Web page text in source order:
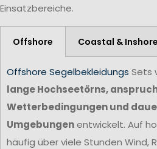
Einsatzbereiche.
Offshore Coastal & Inshore
Offshore Segelbekleidungs Sets
lange Hochseetörns,
Wetterbedingungen und
Umgebungenentwickelt. Auf
häufig über viele Stunden Wind,